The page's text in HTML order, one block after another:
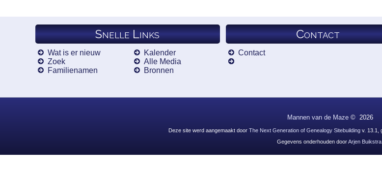
Snelle Links
Wat is er nieuw
Zoek
Familienamen
Kalender
Alle Media
Bronnen
Contact
Contact
Mannen van de Maze© 2026
Deze site werd aangemaakt door The Next Generation of Genealogy Sitebuildingv. 13.1,
Gegevens onderhouden doorArjen Buikstra